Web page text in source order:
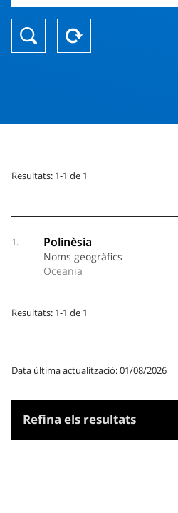
Refina els resultats
Tesaurus
Resultats: 1-1 de 1
1. Polinèsia
Noms geogràfics
Oceania
Resultats: 1-1 de 1
Data última actualització: 01/08/2026